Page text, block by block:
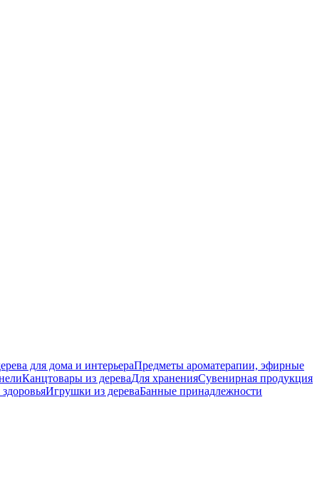
для дома и интерьераПредметы ароматерапии, эфирные
Канцтовары из дереваДля храненияСувенирная продукция
Игрушки из дереваБанные принадлежности